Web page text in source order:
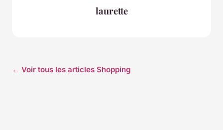
laurette
← Voir tous les articles Shopping